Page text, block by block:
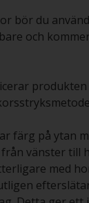
och om
papper. Om
bör du
och
färg på ytan
vänster till
med